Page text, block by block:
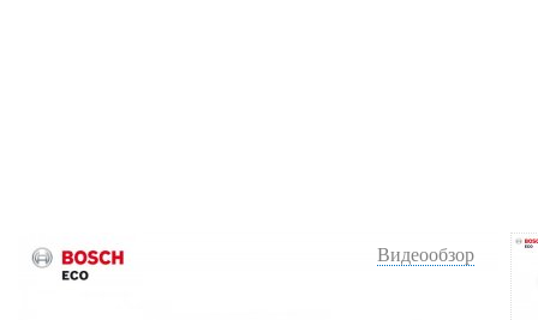
Видеообзор